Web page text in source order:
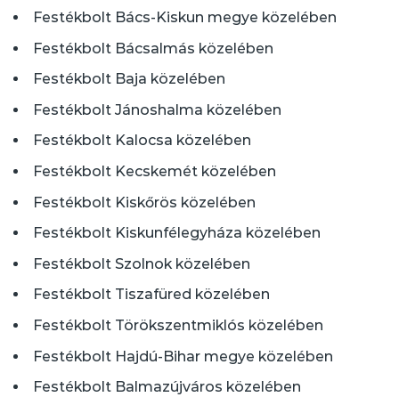
Festékbolt Bács-Kiskun megye közelében
Festékbolt Bácsalmás közelében
Festékbolt Baja közelében
Festékbolt Jánoshalma közelében
Festékbolt Kalocsa közelében
Festékbolt Kecskemét közelében
Festékbolt Kiskőrös közelében
Festékbolt Kiskunfélegyháza közelében
Festékbolt Szolnok közelében
Festékbolt Tiszafüred közelében
Festékbolt Törökszentmiklós közelében
Festékbolt Hajdú-Bihar megye közelében
Festékbolt Balmazújváros közelében